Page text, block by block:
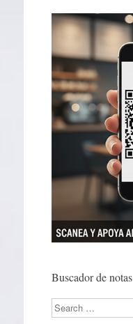
Buscador de notas
Search